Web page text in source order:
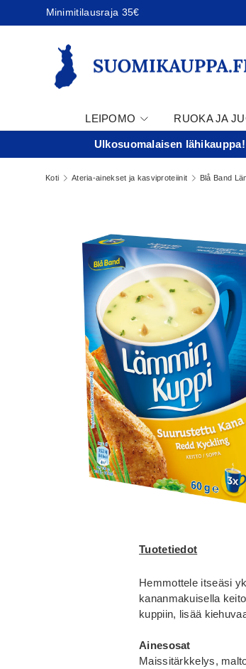
Jatka sisältöön
Minimitilausraja 35€
LEIPOMO RUOKA JA
Ulkosuomalaisen
Koti Ateria-ainekset ja kasviproteiinit Blå Band
Tuotetiedot
Hemmottele itseäsi
kananmakuisella
kuppiin, lisää
Ainesosat
Maissitärkkelys,